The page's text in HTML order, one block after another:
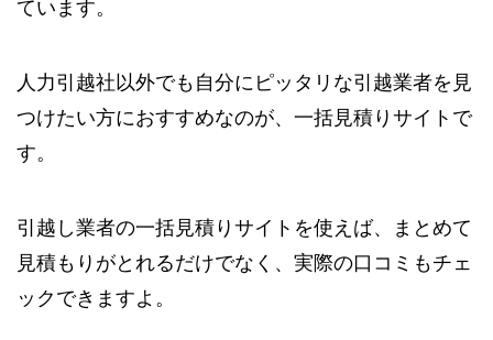
ています。
人力引越社以外でも自分にピッタリな引越業者を見
つけたい方におすすめなのが、一括見積りサイトで
す。
引越し業者の一括見積りサイトを使えば、まとめて
見積もりがとれるだけでなく、実際の口コミもチェ
ックできますよ。